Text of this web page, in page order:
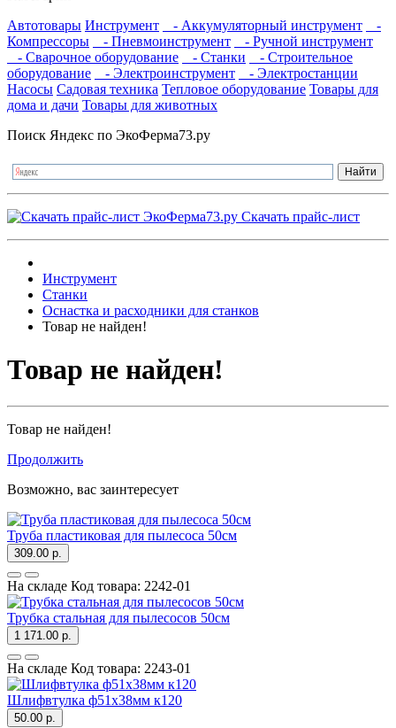
Автотовары Инструмент - Аккумуляторный инструмент
-
Компрессоры
- Пневмоинструмент
- Ручной инструмент
- Сварочное оборудование
- Станки
- Строительное
оборудование
- Электроинструмент
- Электростанции
Насосы Садовая техника Тепловое оборудование Товары для
дома и дачи Товары для животных
Поиск Яндекс по ЭкоФерма73.ру
Скачать прайс-лист
Инструмент
Станки
Оснастка и расходники для станков
Товар не найден!
Товар не найден!
Товар не найден!
Продолжить
Возможно, вас заинтересует
Труба пластиковая для пылесоса 50см
309.00 р.
На складе Код товара: 2242-01
Трубка стальная для пылесосов 50см
1 171.00 р.
На складе Код товара: 2243-01
Шлифвтулка ф51х38мм к120
50.00 р.